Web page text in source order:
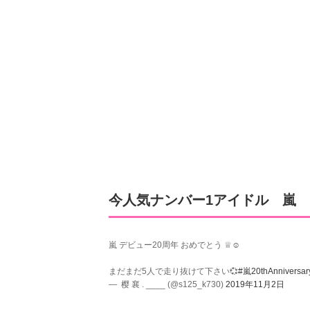
今人気ナンバー1アイドル 嵐
嵐 デビュー20周年 おめでとう ♕☺︎
まだまだ5人で走り抜けて下さい💞#嵐
— ︎︎ 樱 襄 . ____ (@s125_k730) 2019年11月2日